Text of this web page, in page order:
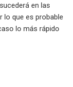
en las
lo que es probable
lo más rápido